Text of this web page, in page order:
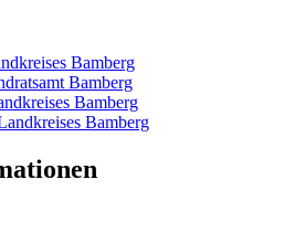
Bamberg
Bamberg
Bamberg
Bamberg